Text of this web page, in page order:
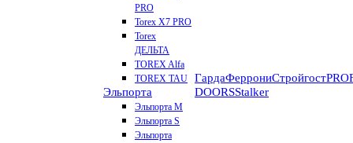
PRO
Torex X7 PRO
Torex
ДЕЛЬТА
TOREX Alfa
TOREX TAU
Эльпорта
Эльпорта M
Эльпорта S
Эльпорта
ГардаФеррониСтройгост
DOORSStalker